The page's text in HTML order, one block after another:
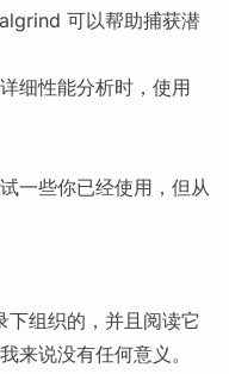
可以帮助捕获潜
细性能分析时，使用
一些你已经使用，但从
下组织的，并且阅读它
来说没有任何意义。